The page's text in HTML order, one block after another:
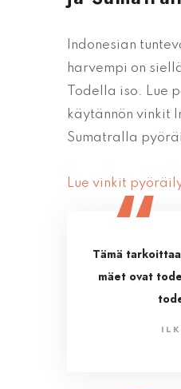
Indonesian
harvempi on
Todella iso. Lue
käytännön vinkit
Sumatralla
Lue vinkit
Tämä
mäet ovat